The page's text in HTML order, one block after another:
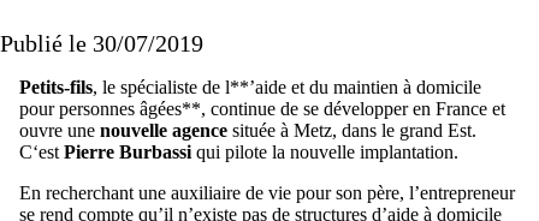
Publié le 30/07/2019
Petits-fils, le spécialiste de l**’aide et du maintien à domicile
pour personnes âgées**, continue de se développer en France et
ouvre une nouvelle agence située à Metz, dans le grand Est.
C‘est Pierre Burbassi qui pilote la nouvelle implantation.
En recherchant une auxiliaire de vie pour son père, l’entrepreneur
se rend compte qu’il n’existe pas de structures d’aide à domicile